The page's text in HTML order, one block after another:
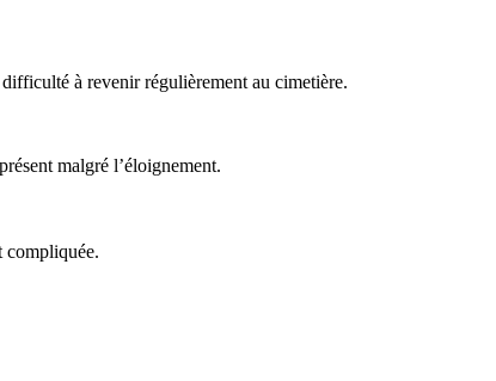
à revenir régulièrement au cimetière.
malgré l’éloignement.
compliquée.